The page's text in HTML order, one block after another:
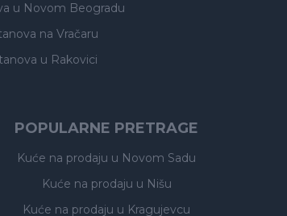
u Novom Beogradu
na Vračaru
u Rakovici
POPULARNE PRETRAGE
Kuće na prodaju u Novom Sadu
Kuće na prodaju u Nišu
Kuće na prodaju u Kragujevcu